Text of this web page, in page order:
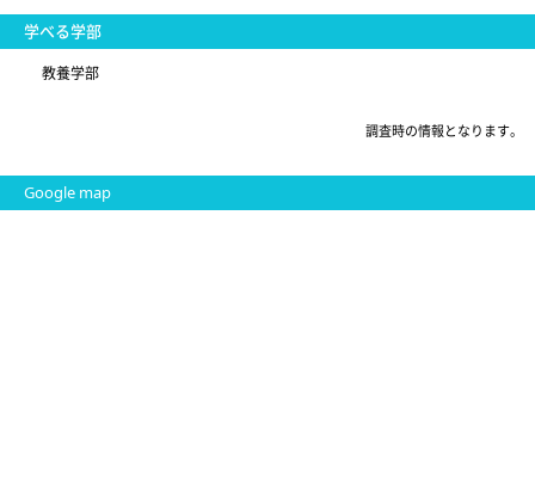
学べる学部
教養学部
調査時の情報となります。
Google map